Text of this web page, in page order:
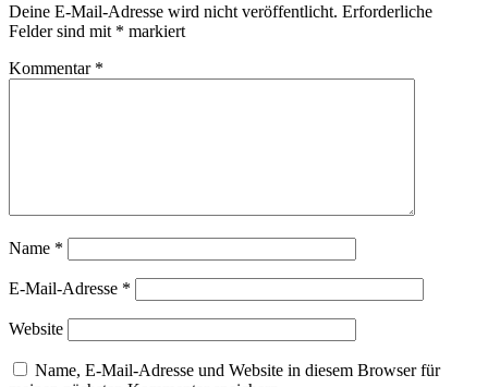
Deine E-Mail-Adresse wird nicht veröffentlicht. Erforderliche
Felder sind mit * markiert
Kommentar *
Name *
E-Mail-Adresse *
Website
Name, E-Mail-Adresse und Website in diesem Browser für